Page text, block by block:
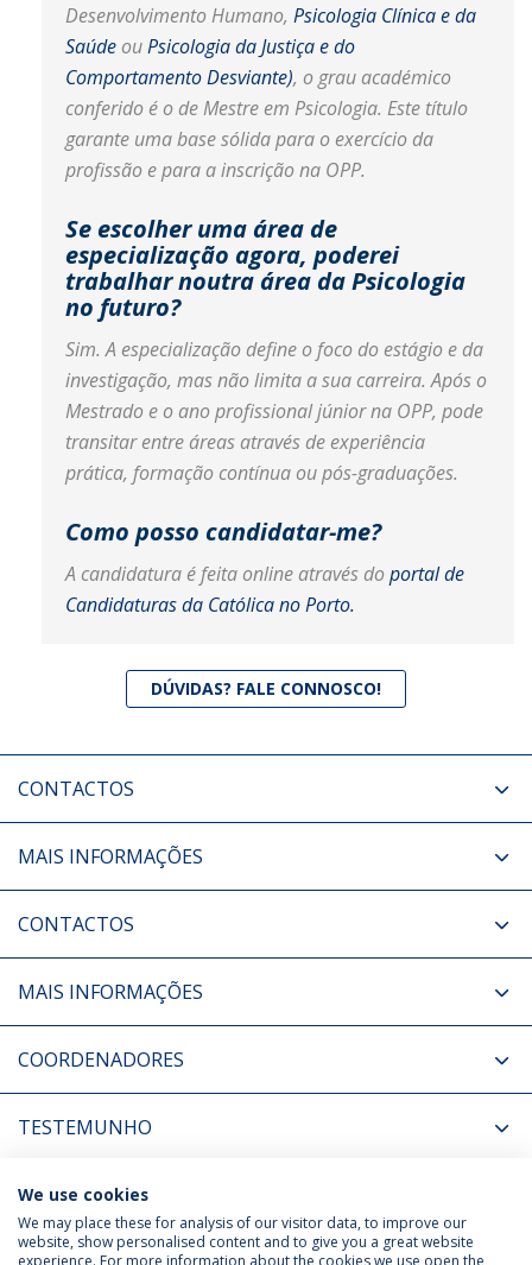
Desenvolvimento Humano, Psicologia Clínica e da
Saúde ouPsicologia da Justiça e do
Comportamento Desviante), o grau académico
conferido é o de Mestre em Psicologia. Este título
garante uma base sólida para o exercício da
profissão e para a inscrição na OPP.
Se escolher uma área de
especialização agora, poderei
trabalhar noutra área da Psicologia
no futuro?
Sim. A especialização define o foco do estágio e da
investigação, mas não limita a sua carreira. Após o
Mestrado e o ano profissional júnior na OPP, pode
transitar entre áreas através de experiência
prática, formação contínua ou pós-graduações.
Como posso candidatar-me?
A candidatura é feita online através doportal de
Candidaturas da Católica no Porto.
DÚVIDAS? FALE CONNOSCO!
CONTACTOS
MAIS INFORMAÇÕES
CONTACTOS
MAIS INFORMAÇÕES
COORDENADORES
TESTEMUNHO
NOTÍCIAS RELACIONADAS
We use cookies
We may place these for analysis of our visitor data, to improve our
website, show personalised content and to give you a great website
experience. For more information about the cookies we use open the